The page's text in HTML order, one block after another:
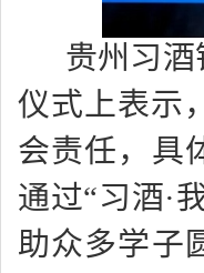
贵州习
仪式上表示
会责任，具
通过“习酒·
助众多学子